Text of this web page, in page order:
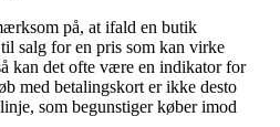
på, at ifald en butik
salg for en pris som kan virke
kan det ofte være en indikator for
med betalingskort er ikke desto
som begunstiger køber imod